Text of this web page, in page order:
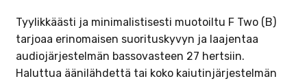
Tyylikkäästi ja minimalistisesti muotoiltu F Two (B)
tarjoaa erinomaisen suorituskyvyn ja laajentaa
audiojärjestelmän bassovasteen 27 hertsiin.
Haluttua äänilähdettä tai koko kaiutinjärjestelmän